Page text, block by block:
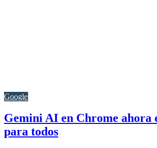
Google
Gemini AI en Chrome ahora
para todos